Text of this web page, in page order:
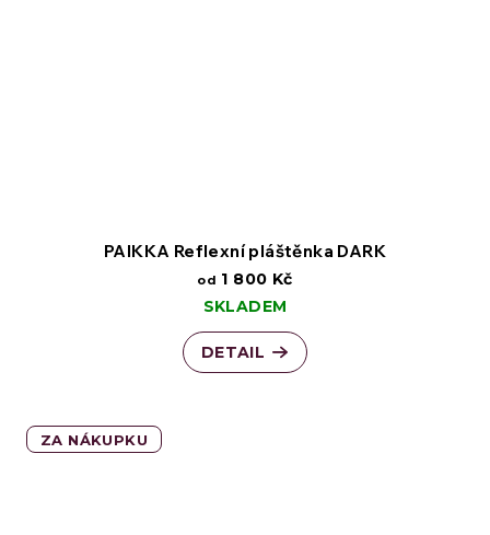
PAIKKA Reflexní pláštěnka DARK
od 1 800 Kč
SKLADEM
DETAIL
ZA NÁKUPKU